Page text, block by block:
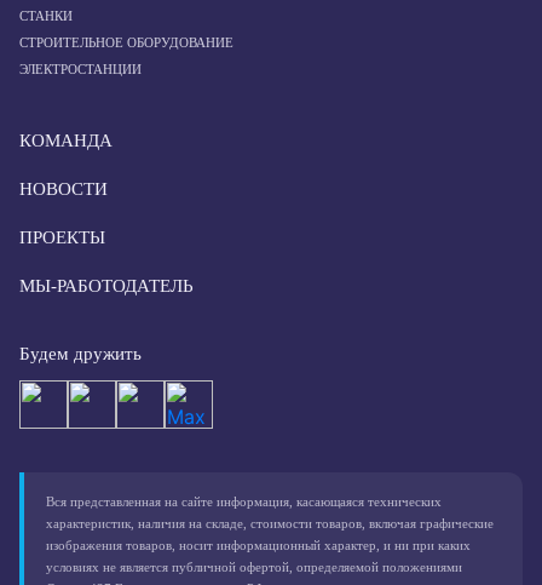
СТАНКИ
СТРОИТЕЛЬНОЕ ОБОРУДОВАНИЕ
ЭЛЕКТРОСТАНЦИИ
КОМАНДА
НОВОСТИ
ПРОЕКТЫ
МЫ-РАБОТОДАТЕЛЬ
Будем дружить
Вся представленная на сайте информация, касающаяся технических
характеристик, наличия на складе, стоимости товаров, включая графические
изображения товаров, носит информационный характер, и ни при каких
условиях не является публичной офертой, определяемой положениями